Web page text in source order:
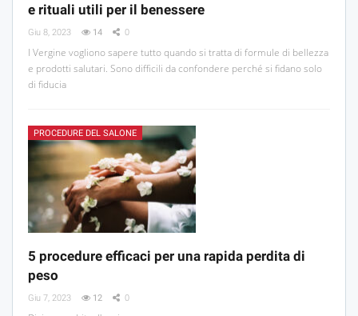
e rituali utili per il benessere
Giu 8, 2023 14 0
I Vergine vogliono sapere tutto quando si tratta di formule di bellezza
e prodotti salutari. Sono difficili da confondere perché si fidano solo
di fiducia
PROCEDURE DEL SALONE
5 procedure efficaci per una rapida perdita di
peso
Giu 7, 2023 12 0